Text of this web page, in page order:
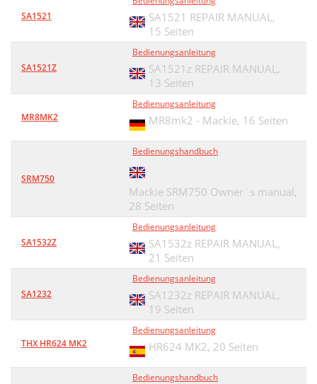
SA1521
SA1521 REPAIR MANUAL,
15 Seiten
SA1521Z
Bedienungsanleitung
SA1521z REPAIR MANUAL,
13 Seiten
MR8MK2
Bedienungsanleitung
MR8mk2 - Mackie, 16 Seiten
SRM750
Bedienungshandbuch
Mackie SRM750 Owner`s manual,
28 Seiten
SA1532Z
Bedienungsanleitung
SA1532z REPAIR MANUAL,
21 Seiten
SA1232
Bedienungsanleitung
SA1232z REPAIR MANUAL,
19 Seiten
THX HR624 MK2
Bedienungsanleitung
HR624 MK2, 20 Seiten
Bedienungshandbuch